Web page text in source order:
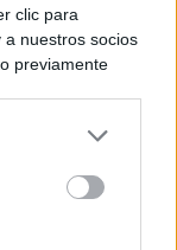
clic para
nuestros socios
previamente
algún
de
se aplicarán